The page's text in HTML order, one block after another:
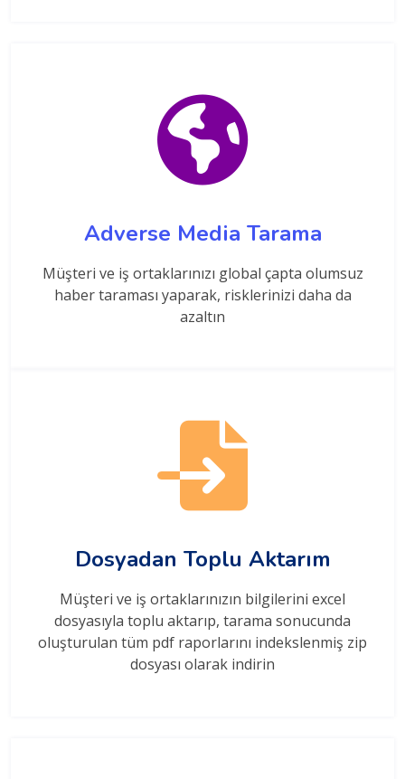
Adverse Media Tarama
Müşteri ve iş ortaklarınızı global çapta olumsuz
haber taraması yaparak, risklerinizi daha da
azaltın
Dosyadan Toplu Aktarım
Müşteri ve iş ortaklarınızın bilgilerini excel
dosyasıyla toplu aktarıp, tarama sonucunda
oluşturulan tüm pdf raporlarını indekslenmiş zip
dosyası olarak indirin